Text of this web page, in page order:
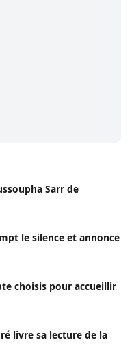
Sarr de
le silence et annonce
choisis pour accueillir
livre sa lecture de la